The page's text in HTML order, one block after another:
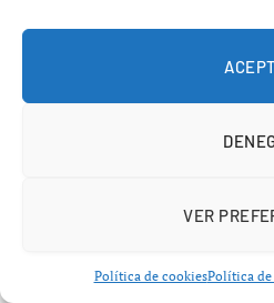
VER
Política de cookiesPolítica